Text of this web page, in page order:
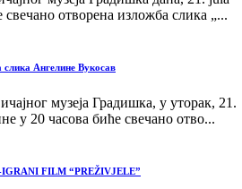
свечано отворена изложба слика „...
Ангелине Вукосав
музеја Градишка, у уторак, 21.
у 20 часова биће свечано отво...
FILM “PREŽIVJELE”